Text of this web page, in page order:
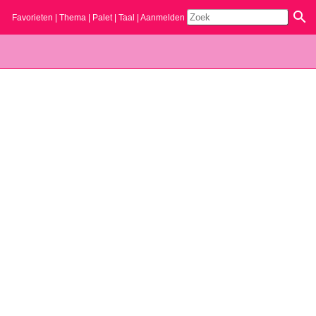
Favorieten Thema Palet Taal Aanmelden